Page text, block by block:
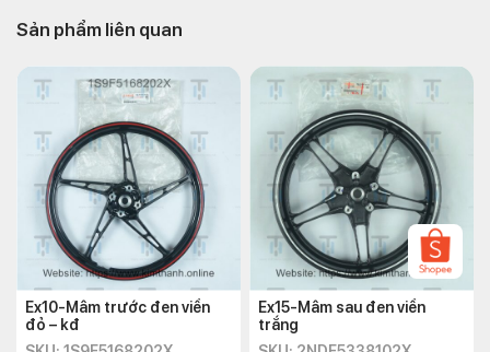
Thiết kế độc đáo, màu sắc xanh đậm sẽ làm nổi bật
chiếc xe của bạn.
Chất liệu chọn lọc, đảm bảo độ bền.
Cam kết chính hãng, đảm bảo an toàn và hiệu suất hoạt
động tối ưu cho xe của bạn.
Tư vấn nhiệt tình từ đội ngũ nhân viên giàu kinh nghiệm
tại Kim Thành.
KIM THÀNH – CUNG CẤP SỈ & LẺ PHỤ TÙNG XE
MÁY
?Website:https://kimthanh.online/
: Số 72 – 74 Phạm Hữu Chí, P.12, Q.5,
Sản phẩm liên quan
Ex10-Mâm trước đen viền
đỏ – kđ
Ex15-Mâm sau đen viền
trắng